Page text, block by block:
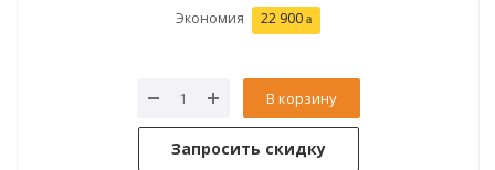
Экономия 22 900
В корзину
Запросить скидку